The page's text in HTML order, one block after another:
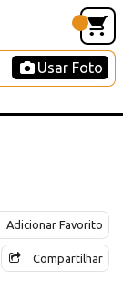
Usar Foto
Adicionar Favorito
Compartilhar